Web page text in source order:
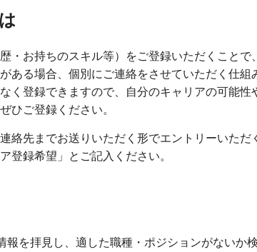
・お持ちのスキル等）をご登録いただくことで
ある場合、個別にご連絡をさせていただく仕組
く登録できますので、自分のキャリアの可能性
ひご登録ください。
絡先までお送りいただく形でエントリーいただ
登録希望」とご記入ください。
報を拝見し、適した職種・ポジションがないか